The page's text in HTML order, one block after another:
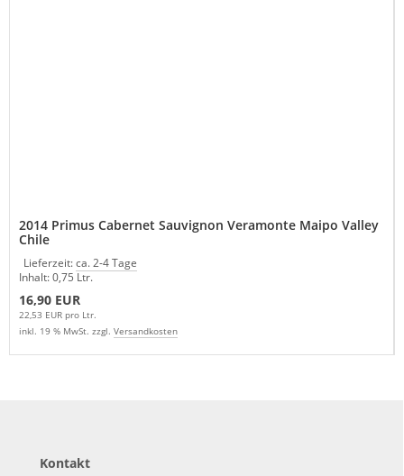
2014 Primus Cabernet Sauvignon Veramonte Maipo Valley
Chile
Lieferzeit:ca. 2-4 Tage
Inhalt: 0,75 Ltr.
16,90 EUR
22,53 EUR pro Ltr.
inkl. 19 % MwSt. zzgl. Versandkosten
Kontakt